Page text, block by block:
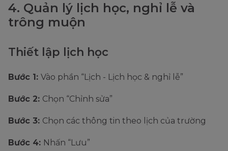
4. Quản lý lịch học, nghỉ lễ và
trông muộn
Thiết lập lịch học
Bước 1: Vào phần “Lịch - Lịch học & nghỉ lễ”
Bước 2: Chọn “Chỉnh sửa”
Bước 3: Chọn các thông tin theo lịch của trường
Bước 4: Nhấn “Lưu”